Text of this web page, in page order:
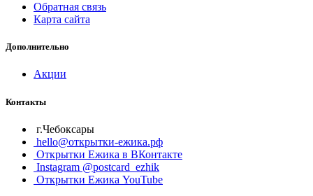
Обратная связь
Карта сайта
Дополнительно
Акции
Контакты
г.Чебоксары
hello@открытки-ежика.рф
Открытки Ежика в ВКонтакте
Instagram @postcard_ezhik
Открытки Ежика YouTube